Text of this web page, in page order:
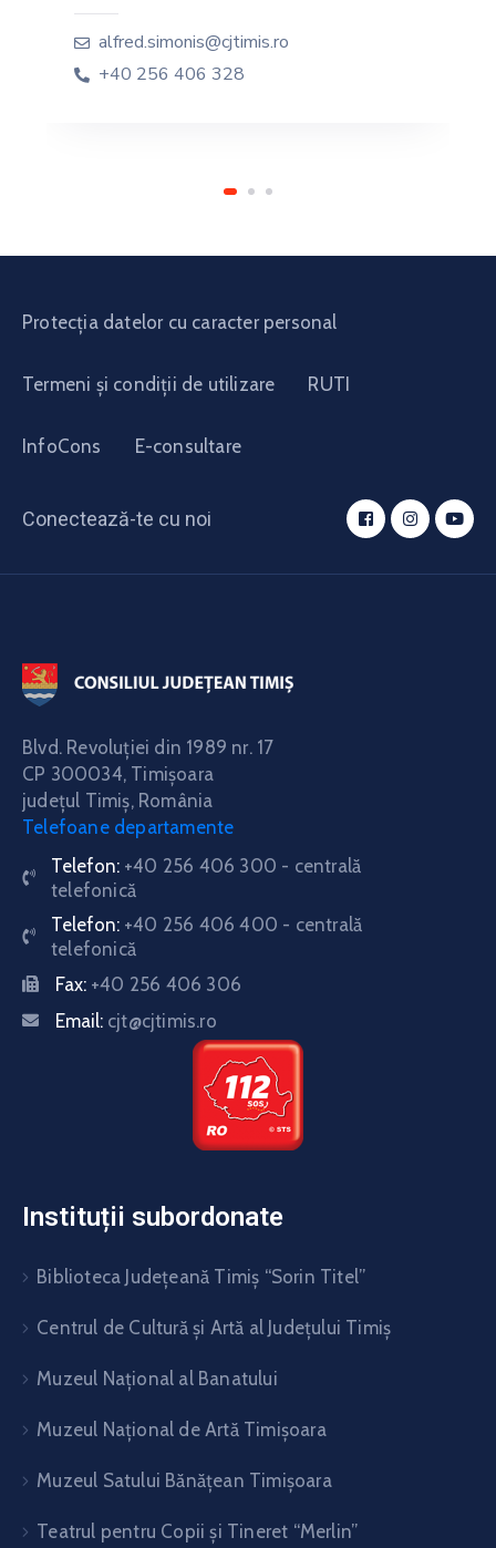
alfred.simonis@cjtimis.ro
+40 256 406 328
Protecția datelor cu caracter personal
Termeni și condiții de utilizare RUTI
InfoCons E-consultare
Conectează-te cu noi
Blvd. Revoluţiei din 1989 nr. 17
CP 300034, Timişoara
judeţul Timiş, România
Telefoane departamente
Telefon: +40 256 406 300 - centrală
telefonică
Telefon: +40 256 406 400 - centrală
telefonică
Fax: +40 256 406 306
Email: cjt@cjtimis.ro
Instituții subordonate
Biblioteca Judeţeană Timiş “Sorin Titel”
Centrul de Cultură şi Artă al Judeţului Timiş
Muzeul Național al Banatului
Muzeul Național de Artă Timişoara
Muzeul Satului Bănăţean Timişoara
Teatrul pentru Copii şi Tineret “Merlin”